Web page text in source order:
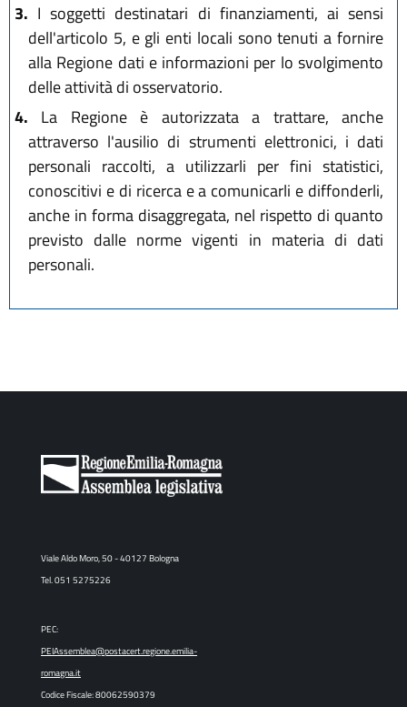
3. I soggetti destinatari di finanziamenti, ai sensi
dell'articolo 5, e gli enti locali sono tenuti a fornire
alla Regione dati e informazioni per lo svolgimento
delle attività di osservatorio.
4. La Regione è autorizzata a trattare, anche
attraverso l'ausilio di strumenti elettronici, i dati
personali raccolti, a utilizzarli per fini statistici,
conoscitivi e di ricerca e a comunicarli e diffonderli,
anche in forma disaggregata, nel rispetto di quanto
previsto dalle norme vigenti in materia di dati
personali.
Viale Aldo Moro, 50 - 40127 Bologna
Tel. 051 5275226
PEC:
PEIAssemblea@postacert.regione.emilia-
romagna.it
Codice Fiscale: 80062590379